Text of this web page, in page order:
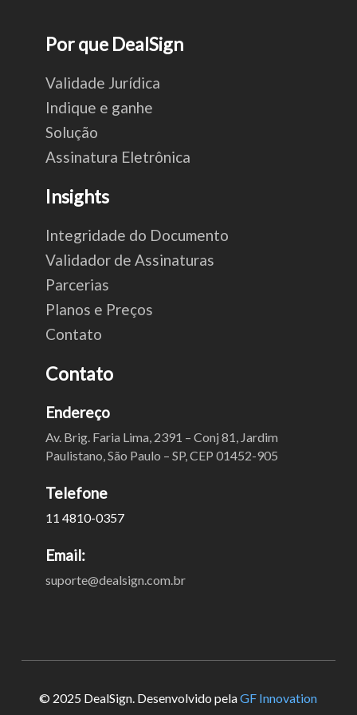
Por que DealSign
Validade Jurídica
Indique e ganhe
Solução
Assinatura Eletrônica
Insights
Integridade do Documento
Validador de Assinaturas
Parcerias
Planos e Preços
Contato
Contato
Endereço
Av. Brig. Faria Lima, 2391 – Conj 81, Jardim
Paulistano, São Paulo – SP, CEP 01452-905
Telefone
11 4810-0357
Email:
suporte@dealsign.com.br
© 2025 DealSign. Desenvolvido pelaGF Innovation